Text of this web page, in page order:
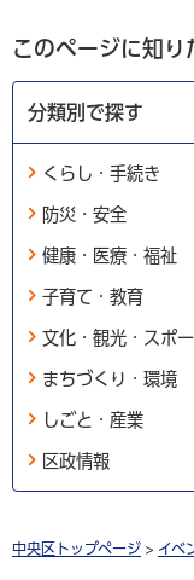
このページに知り
分類別で探す
くらし・手続き
防災・安全
健康・医療・福祉
子育て・教育
文化・観光・スポ
まちづくり・環境
しごと・産業
区政情報
中央区トップページ > イベ